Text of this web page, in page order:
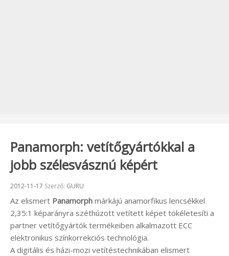
Panamorph: vetítőgyártókkal a
jobb szélesvásznú képért
Beküldve:
2012-11-17 Szerző: GURU
Az elismert Panamorph márkájú anamorfikus lencsékkel
2,35:1 képarányra széthúzott vetített képet tökéletesíti a
partner vetítőgyártók termékeiben alkalmazott ECC
elektronikus színkorrekciós technológia.
A digitális és házi-mozi vetítéstechnikában elismert